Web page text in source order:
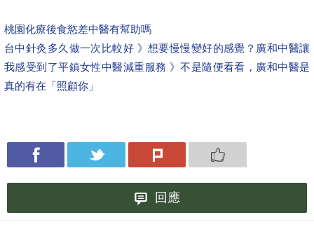
桃園化療後食慾差中醫有幫助嗎
台中針灸多久做一次比較好 》想要慢慢變好的感覺？廣和中醫讓
我感受到了平鎮女性中醫減重服務 》不是隨便看看，廣和中醫是
真的有在「照顧你」
回應